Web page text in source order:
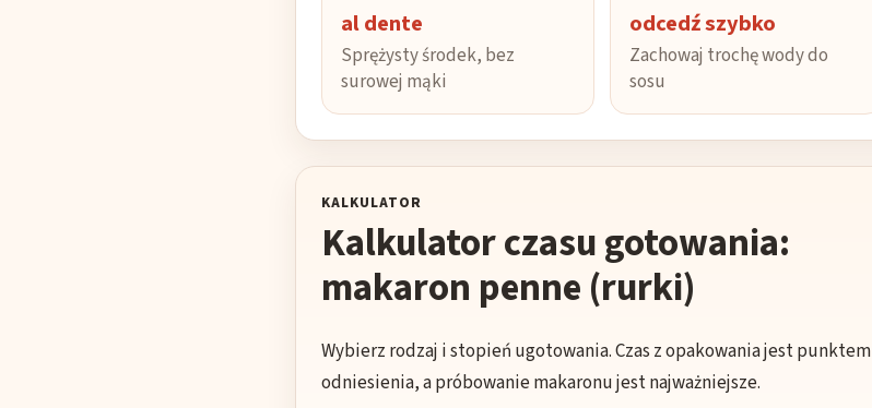
al dente
Sprężysty środek, bez
surowej mąki
odcedź szybko
Zachowaj trochę wody do
sosu
KALKULATOR
Kalkulator czasu gotowania:
makaron penne (rurki)
Wybierz rodzaj i stopień ugotowania. Czas z opakowania jest punktem
odniesienia, a próbowanie makaronu jest najważniejsze.